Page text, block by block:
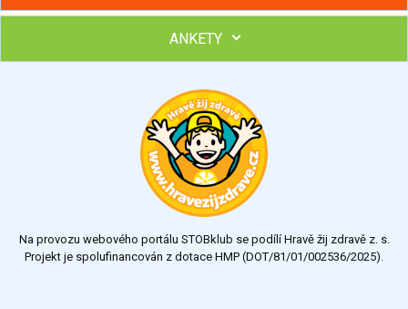
Hubněte s podporou lektorky a skupiny v kurzech STOBu
Chcete poradit s hubnutím? Najděte si odborníka STOBu ve
ANKETY
Výsledky Všechny ankety
Na provozu webového portálu STOBklub se podílí Hravě žij zdravě z. s.
Projekt je spolufinancován z dotace HMP (DOT/81/01/002536/2025).